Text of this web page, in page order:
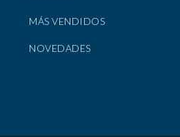
MÁS VENDIDOS
NOVEDADES